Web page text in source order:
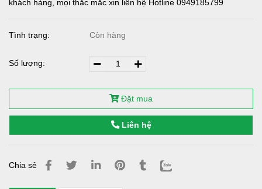
khách hàng, mọi thắc mắc xin liên hệ Hotline 0949185799
Tình trạng: Còn hàng
Số lượng:
Đặt mua
Liên hệ
Chia sẻ